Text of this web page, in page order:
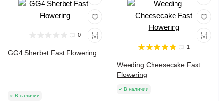
0
GG4 Sherbet Fast Flowering
В наличии
1
Weeding Cheesecake Fast
Flowering
В наличии